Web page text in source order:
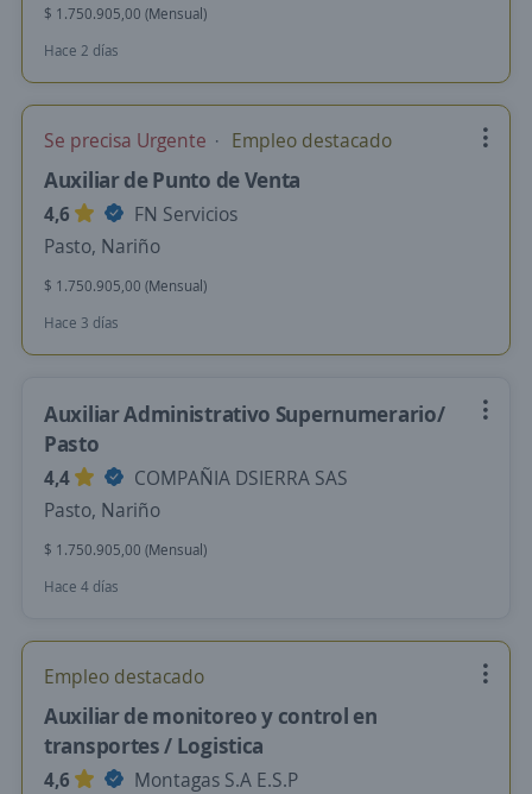
$ 1.750.905,00 (Mensual)
Hace 2 días
Se precisa Urgente Empleo destacado
Auxiliar de Punto de Venta
4,6
FN Servicios
Pasto, Nariño
$ 1.750.905,00 (Mensual)
Hace 3 días
Auxiliar Administrativo Supernumerario/
Pasto
4,4
COMPAÑIA DSIERRA SAS
Pasto, Nariño
$ 1.750.905,00 (Mensual)
Hace 4 días
Empleo destacado
Auxiliar de monitoreo y control en
transportes / Logistica
4,6
Montagas S.A E.S.P